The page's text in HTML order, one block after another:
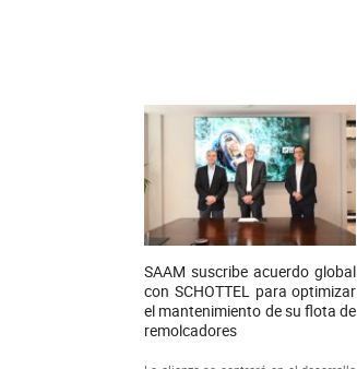
SAAM suscribe acuerdo global
con SCHOTTEL para optimizar
el mantenimiento de su flota de
remolcadores